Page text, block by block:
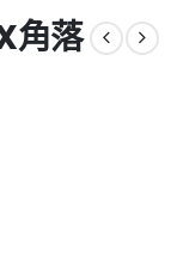
角落